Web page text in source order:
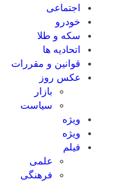
اجتماعی
خودرو
سکه و طلا
اتحادیه ها
قوانین و مقررات
عکس روز
بازار
سیاست
ویژه
ویژه
فیلم
علمی
فرهنگی